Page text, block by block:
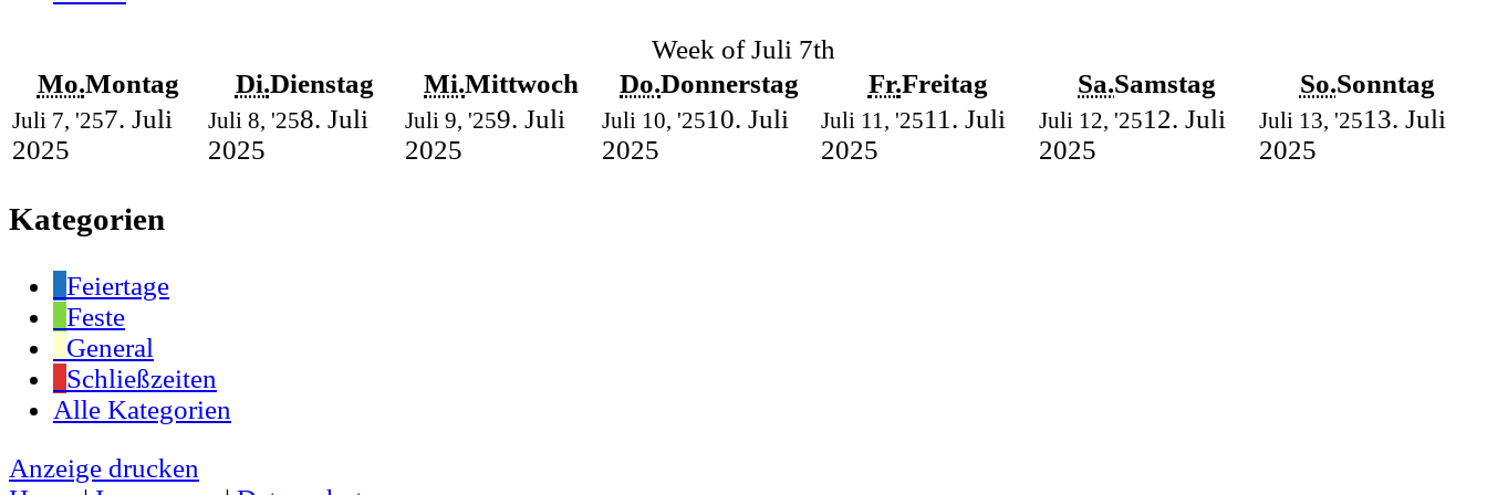
Week of Juli 7th
Mo.Montag Di.Dienstag Mi.Mittwoch Do.Donnerstag Fr.Freitag Sa.Samstag So.Sonntag
Juli 7, '257. Juli
2025
Juli 8, '258. Juli
2025
Juli 9, '259. Juli
2025
Juli 10, '2510. Juli
2025
Juli 11, '2511. Juli
2025
Juli 12, '2512. Juli
2025
Juli 13, '2513. Juli
2025
Kategorien
Feiertage
Feste
General
Schließzeiten
Alle Kategorien
Anzeige drucken